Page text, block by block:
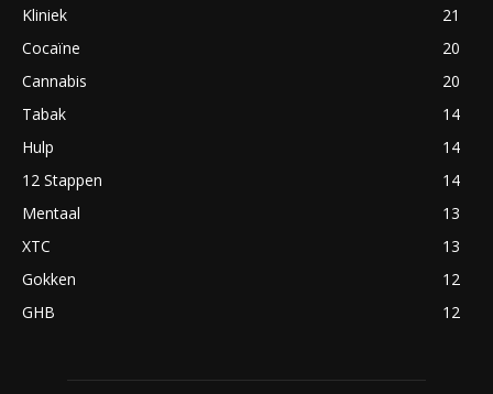
Kliniek
21
Cocaïne
20
Cannabis
20
Tabak
14
Hulp
14
12 Stappen
14
Mentaal
13
XTC
13
Gokken
12
GHB
12